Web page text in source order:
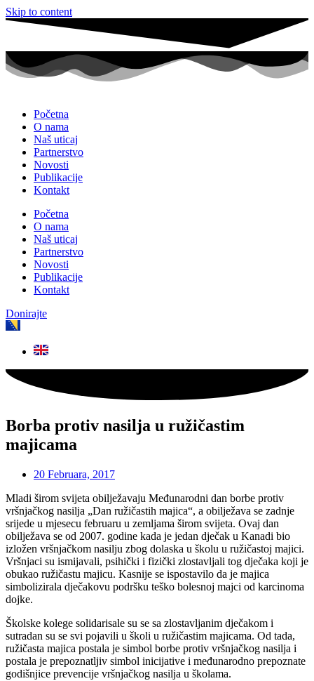
Skip to content
Početna
O nama
Naš uticaj
Partnerstvo
Novosti
Publikacije
Kontakt
Početna
O nama
Naš uticaj
Partnerstvo
Novosti
Publikacije
Kontakt
Donirajte
Borba protiv nasilja u ružičastim
majicama
20 Februara, 2017
Mladi širom svijeta obilježavaju Međunarodni dan borbe protiv
vršnjačkog nasilja „Dan ružičastih majica“, a obilježava se zadnje
srijede u mjesecu februaru u zemljama širom svijeta. Ovaj dan
obilježava se od 2007. godine kada je jedan dječak u Kanadi bio
izložen vršnjačkom nasilju zbog dolaska u školu u ružičastoj majici.
Vršnjaci su ismijavali, psihički i fizički zlostavljali tog dječaka koji je
obukao ružičastu majicu. Kasnije se ispostavilo da je majica
simbolizirala dječakovu podršku teško bolesnoj majci od karcinoma
dojke.
Školske kolege solidarisale su se sa zlostavljanim dječakom i
sutradan su se svi pojavili u školi u ružičastim majicama. Od tada,
ružičasta majica postala je simbol borbe protiv vršnjačkog nasilja i
postala je prepoznatljiv simbol inicijative i međunarodno prepoznate
godišnjice prevencije vršnjačkog nasilja u školama.